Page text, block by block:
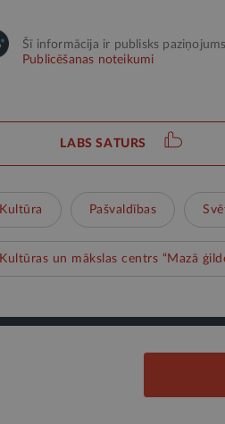
Šī informācija ir publisks
Publicēšanas noteikumi
LABS SATURS
Kultūra Pašvaldības
Kultūras un mākslas centrs “Mazā